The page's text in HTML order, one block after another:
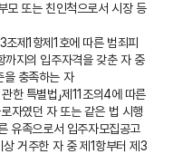
모 또는 친인척으로서 시장 등
조제1항제1호에 따른 범죄피
까지의 입주자격을 갖춘 자 중
을 충족하는 자
한 특별법」제11조의4에 따른
자였던 자 또는 같은 법 시행
유족으로서 입주자모집공고
거주한 자 중 제1항부터 제3